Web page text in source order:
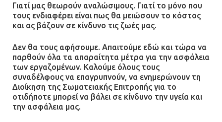
Βούλα: Κραυγή αγωνίας από
κατοίκους για την οδό Άρεως –
«Τρέχουν με 90 χλμ. μέσα στη
γειτονιά»
07.07.2026 | 09:48
Γιατί μας θεωρούν αναλώσιμους. Γιατί το μόνο που
τους ενδιαφέρει είναι πως θα μειώσουν το κόστος
και ας βάζουν σε κίνδυνο τις ζωές μας.
Δεν θα τους αφήσουμε. Απαιτούμε εδώ και τώρα να
παρθούν όλα τα απαραίτητα μέτρα για την ασφάλεια
των εργαζομένων. Καλούμε όλους τους
συναδέλφους να επαγρυπνούν, να ενημερώνουν τη
Διοίκηση της Σωματειακής Επιτροπής για το
οτιδήποτε μπορεί να βάλει σε κίνδυνο την υγεία και
την ασφάλεια μας.